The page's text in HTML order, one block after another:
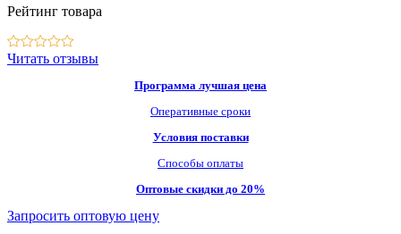
Рейтинг товара
Читать отзывы
Программа лучшая цена
Оперативные сроки
Условия поставки
Способы оплаты
Оптовые скидки до 20%
Запросить оптовую цену